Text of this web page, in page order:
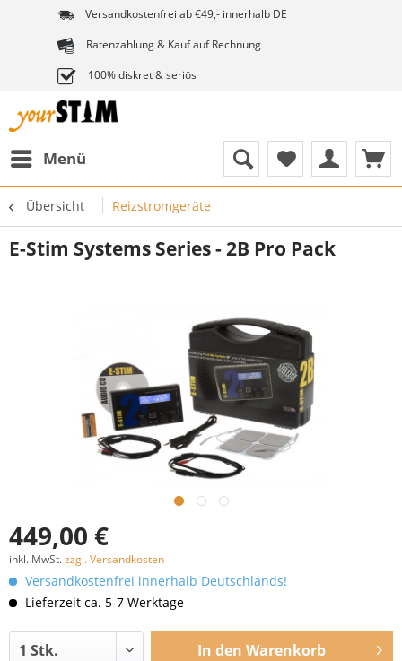
Versandkostenfrei ab €49,- innerhalb DE
Ratenzahlung & Kauf auf Rechnung
100% diskret & seriös
Menü
Übersicht Reizstromgeräte
E-Stim Systems Series - 2B Pro Pack
449,00 €
inkl. MwSt.zzgl. Versandkosten
Versandkostenfrei innerhalb Deutschlands!
Lieferzeit ca. 5-7 Werktage
In den Warenkorb